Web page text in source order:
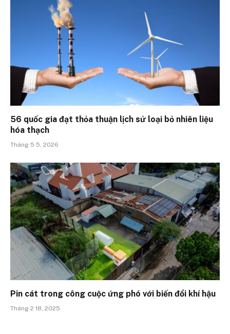
56 quốc gia đạt thỏa thuận lịch sử loại bỏ nhiên liệu
hóa thạch
Tháng 5 5, 2026
Pin cát trong công cuộc ứng phó với biến đổi khí hậu
Tháng 2 18, 2025